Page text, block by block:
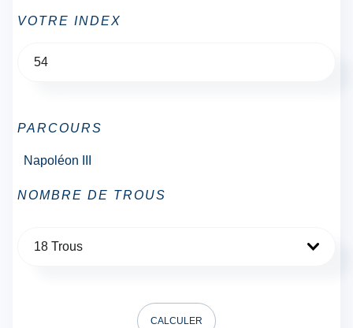
VOTRE INDEX
PARCOURS
Napoléon III
NOMBRE DE TROUS
18 Trous
CALCULER